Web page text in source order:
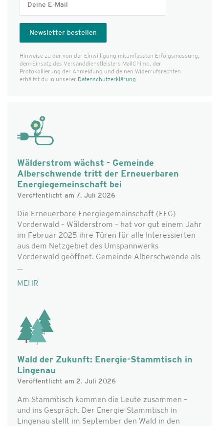
Hinweise zu der von der Einwilligung mitumfassten Erfolgs­messung,
dem Einsatz des Versanddienst­leisters MailChimp, der
Protokollierung der Anmeldung und deinen Widerrufsrechten
erhältst du in unserer Datenschutzerklärung.
Wälderstrom wächst - Gemeinde
Alberschwende tritt der Erneuerbaren
Energiegemeinschaft bei
Veröffentlicht am 7. Juli 2026
Die Erneuerbare Energiegemeinschaft (EEG)
Vorderwald – Wälderstrom – hat vor gut einem Jahr
im Februar 2025 ihre Türen für alle Interessierten
aus dem Netzgebiet des Umspannwerks
Vorderwald geöffnet. Gemeinde Alberschwende als
...
MEHR
Wald der Zukunft: Energie-Stammtisch in
Lingenau
Veröffentlicht am 2. Juli 2026
Am Stammtisch kommen die Leute zusammen –
und ins Gespräch. Der Energie-Stammtisch in
Lingenau stellt im September den Wald in den